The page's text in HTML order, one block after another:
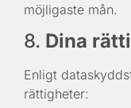
möjligaste mån.
8. Dina
Enligt
rättigheter: